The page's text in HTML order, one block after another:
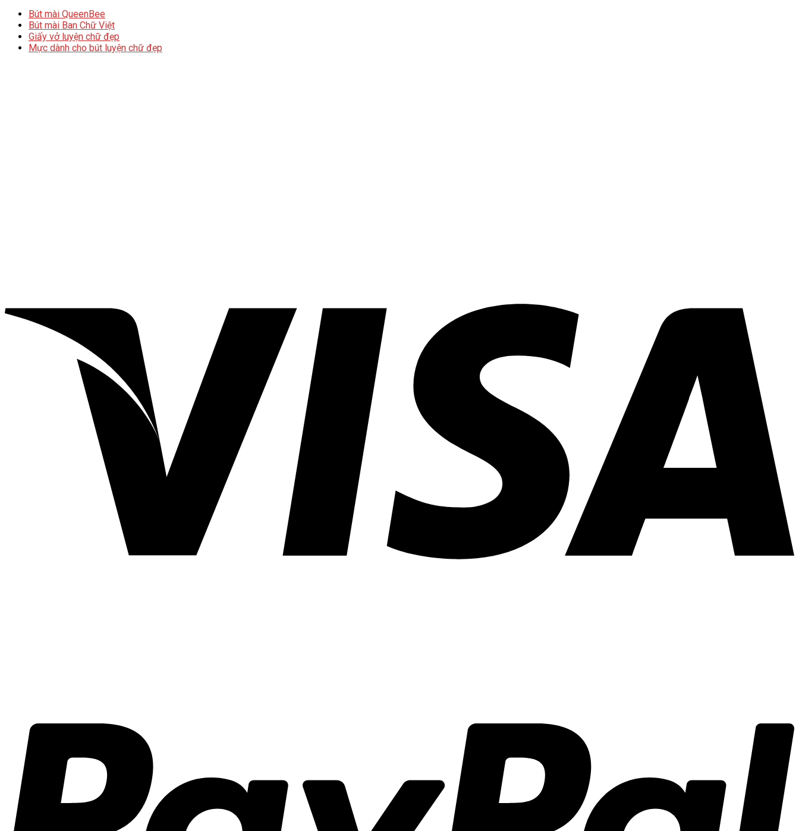
Bút mài QueenBee
Bút mài Ban Chữ Việt
Giấy vở luyện chữ đẹp
Mực dành cho bút luyện chữ đẹp